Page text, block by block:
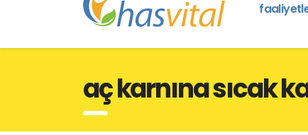
aç karnına sıcak